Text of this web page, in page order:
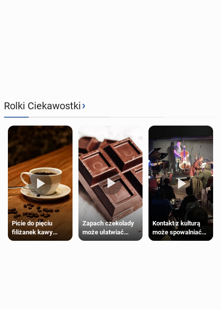
Rolki Ciekawostki›
Picie do pięciu
filiżanek kawy
dziennie jest
Zapach czekolady
może ułatwiać
trening siłowy
Kontakt z kulturą
może spowalniać
starzenie